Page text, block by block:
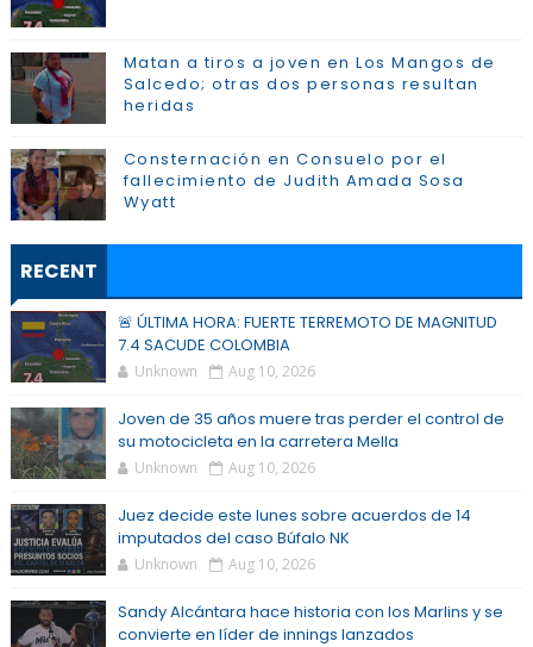
Matan a tiros a joven en Los Mangos de
Salcedo; otras dos personas resultan
heridas
Consternación en Consuelo por el
fallecimiento de Judith Amada Sosa
Wyatt
RECENT
🚨 ÚLTIMA HORA: FUERTE TERREMOTO DE MAGNITUD
7.4 SACUDE COLOMBIA
Unknown Aug 10, 2026
Joven de 35 años muere tras perder el control de
su motocicleta en la carretera Mella
Unknown Aug 10, 2026
Juez decide este lunes sobre acuerdos de 14
imputados del caso Búfalo NK
Unknown Aug 10, 2026
Sandy Alcántara hace historia con los Marlins y se
convierte en líder de innings lanzados